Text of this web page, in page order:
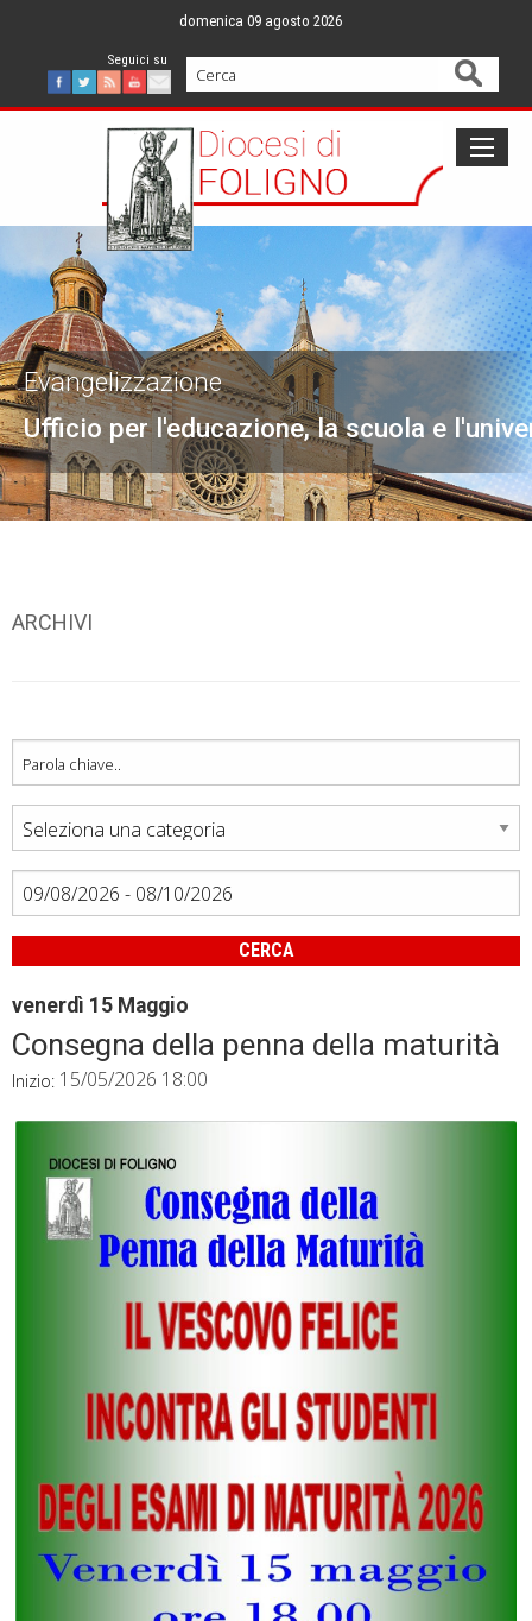
content
domenica 09 agosto 2026
Facebook
Twitter
FeedYoutube
Mail
Cerca
Ufficio per l'educazione, la scuola e
Evangelizzazione
ARCHIVI
CERCA
venerdì 15 Maggio
Consegna della penna della maturità
Inizio: 15/05/2026 18:00